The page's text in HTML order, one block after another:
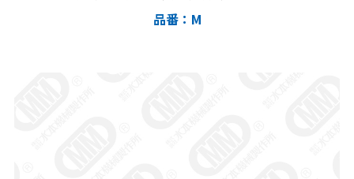
品番：M